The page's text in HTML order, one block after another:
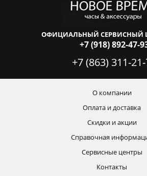
ОФИЦИАЛЬНЫЙ СЕРВИСНЫЙ
+7 (918) 892-47-
+7 (863) 311-
О компании
Оплата и доставка
Скидки и акции
Справочная
Сервисные центры
Контакты